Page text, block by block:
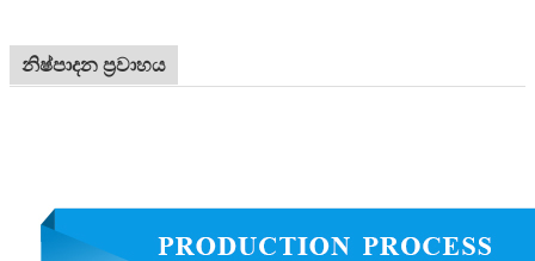
නිෂ්පාදන ප්‍රවාහය